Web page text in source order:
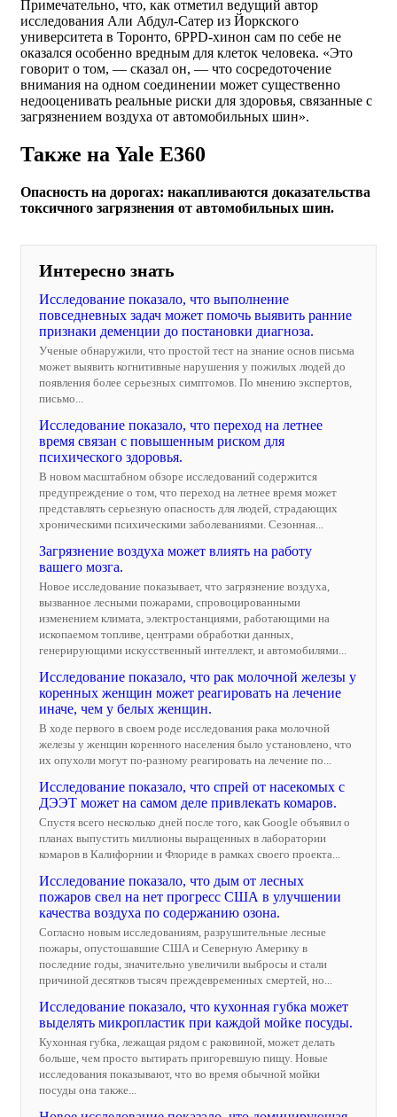
Примечательно, что, как отметил ведущий автор
исследования Али Абдул-Сатер из Йоркского
университета в Торонто, 6PPD-хинон сам по себе не
оказался особенно вредным для клеток человека. «Это
говорит о том, — сказал он, — что сосредоточение
внимания на одном соединении может существенно
недооценивать реальные риски для здоровья, связанные с
загрязнением воздуха от автомобильных шин».
Также на Yale E360
Опасность на дорогах: накапливаются доказательства
токсичного загрязнения от автомобильных шин.
Интересно знать
Исследование показало, что выполнение
повседневных задач может помочь выявить ранние
признаки деменции до постановки диагноза.
Ученые обнаружили, что простой тест на знание основ письма
может выявить когнитивные нарушения у пожилых людей до
появления более серьезных симптомов. По мнению экспертов,
письмо...
Исследование показало, что переход на летнее
время связан с повышенным риском для
психического здоровья.
В новом масштабном обзоре исследований содержится
предупреждение о том, что переход на летнее время может
представлять серьезную опасность для людей, страдающих
хроническими психическими заболеваниями. Сезонная...
Загрязнение воздуха может влиять на работу
вашего мозга.
Новое исследование показывает, что загрязнение воздуха,
вызванное лесными пожарами, спровоцированными
изменением климата, электростанциями, работающими на
ископаемом топливе, центрами обработки данных,
генерирующими искусственный интеллект, и автомобилями...
Исследование показало, что рак молочной железы у
коренных женщин может реагировать на лечение
иначе, чем у белых женщин.
В ходе первого в своем роде исследования рака молочной
железы у женщин коренного населения было установлено, что
их опухоли могут по-разному реагировать на лечение по...
Исследование показало, что спрей от насекомых с
ДЭЭТ может на самом деле привлекать комаров.
Спустя всего несколько дней после того, как Google объявил о
планах выпустить миллионы выращенных в лаборатории
комаров в Калифорнии и Флориде в рамках своего проекта...
Исследование показало, что дым от лесных
пожаров свел на нет прогресс США в улучшении
качества воздуха по содержанию озона.
Согласно новым исследованиям, разрушительные лесные
пожары, опустошавшие США и Северную Америку в
последние годы, значительно увеличили выбросы и стали
причиной десятков тысяч преждевременных смертей, но...
Исследование показало, что кухонная губка может
выделять микропластик при каждой мойке посуды.
Кухонная губка, лежащая рядом с раковиной, может делать
больше, чем просто вытирать пригоревшую пищу. Новые
исследования показывают, что во время обычной мойки
посуды она также...